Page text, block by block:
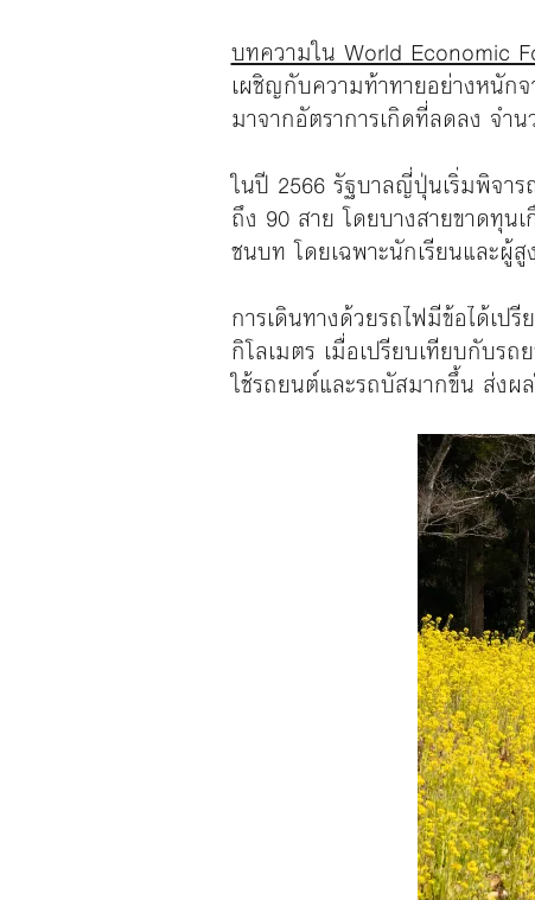
บทความใน World Economic
เผชิญกับความท้าทายอย่างหนัก
มาจากอัตราการเกิดที่ลดลง จำ
ในปี 2566 รัฐบาลญี่ปุ่นเริ่มพิจา
ถึง 90 สาย โดยบางสายขาดทุน
ชนบท โดยเฉพาะนักเรียนและผู้
การเดินทางด้วยรถไฟมีข้อได้เ
กิโลเมตร เมื่อเปรียบเทียบกับร
ใช้รถยนต์และรถบัสมากขึ้น ส่งผ